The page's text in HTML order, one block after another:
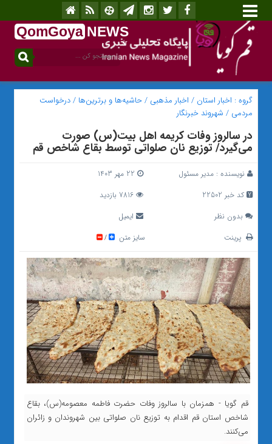
QomGoya NEWS
.ir
گروه : اخبار استان / اخبار مذهبی /حاشیه‌ها و برترین‌ها /درخواست
مردمی / شهروند خبرنگار
در سالروز وفات کریمه اهل بیت(س) صورت
می‌گیرد/ توزیع نان صلواتی توسط بقاع شاخص قم
نویسنده : مدیر مسئول
کد خبر 22502
7816 بازدید
بدون نظر
ایمیل
پرینت
سایز متن /
قم گویا - همزمان با سالروز وفات حضرت فاطمه معصومه(س)، بقاع
شاخص استان قم اقدام به توزیع نان صلواتی بین شهروندان و زائران
می‌کنند.